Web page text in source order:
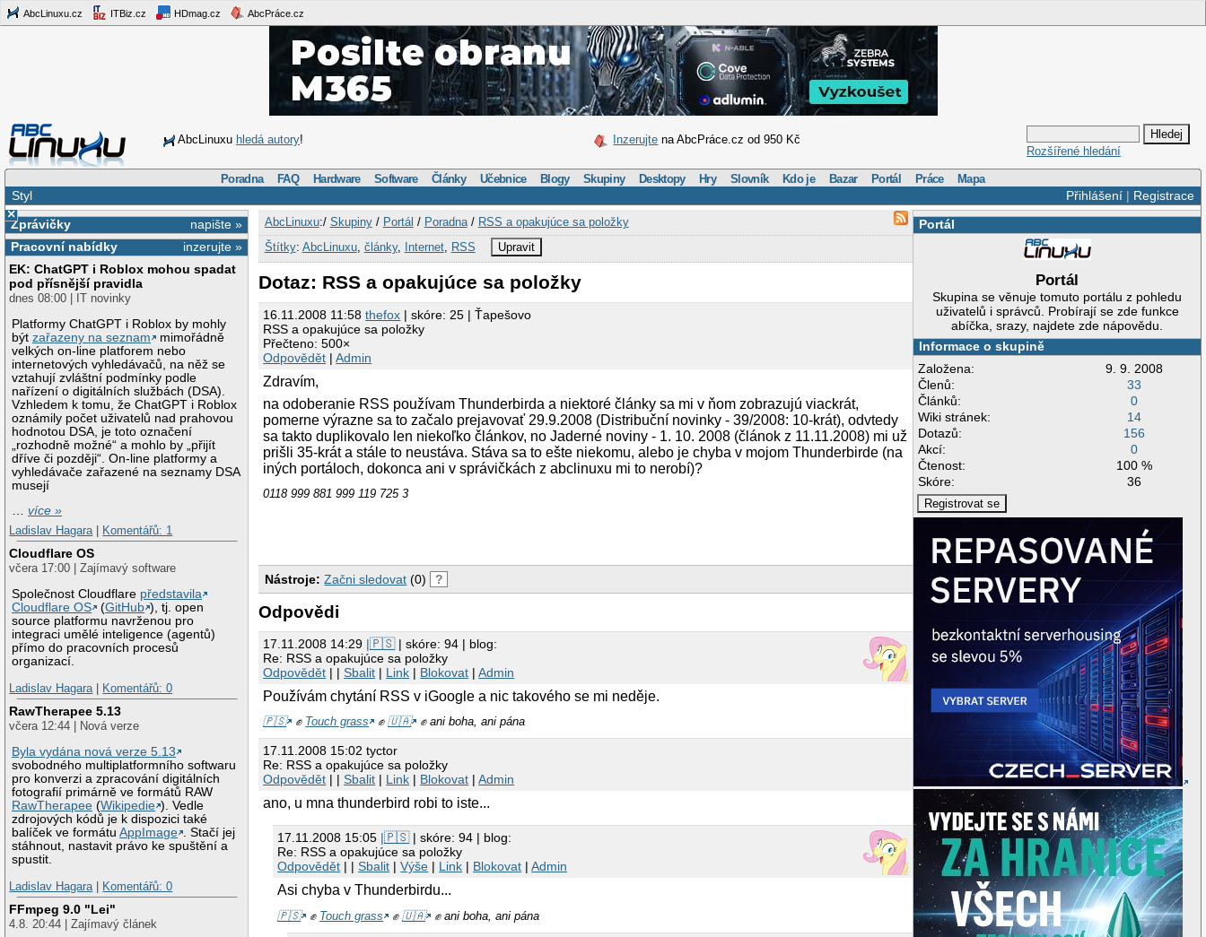
AbcLinuxu.cz ITBiz.cz HDmag.cz AbcPráce.cz
AbcLinuxu hledá autory! Inzerujte na AbcPráce.cz od 950 Kč
Rozšířené hledání
Poradna FAQ Hardware Software Články Učebnice Blogy Skupiny Desktopy Hry Slovník Kdo je Bazar Portál Práce Mapa
Přihlášení| Registrace
Styl
×
napište »
Zprávičky
inzerujte »
Pracovní nabídky
EK: ChatGPT i Roblox mohou spadat
pod přísnější pravidla
dnes 08:00 | IT novinky
Platformy ChatGPT i Roblox by mohly
býtzařazeny na seznam
mimořádně
velkých on-line platforem nebo
internetových vyhledávačů, na něž se
vztahují zvláštní podmínky podle
nařízení o digitálních službách (DSA).
Vzhledem k tomu, že ChatGPT i Roblox
oznámily počet uživatelů nad prahovou
hodnotou DSA, je toto označení
„rozhodně možné“ a mohlo by „přijít
dříve či později“. On-line platformy a
vyhledávače zařazené na seznamy DSA
musejí
…více »
Ladislav Hagara
Komentářů: 1
Cloudflare OS
včera 17:00 | Zajímavý software
Společnost Cloudflare představila
Cloudflare OS
(GitHub ), tj. open
source platformu navrženou pro
integraci umělé inteligence (agentů)
přímo do pracovních procesů
organizací.
Ladislav Hagara
Komentářů: 0
RawTherapee 5.13
včera 12:44 | Nová verze
Byla vydána nová verze 5.13
svobodného multiplatformního softwaru
pro konverzi a zpracování digitálních
fotografií primárně ve formátů RAW
RawTherapee (Wikipedie ). Vedle
zdrojových kódů je k dispozici také
balíček ve formátuAppImage . Stačí jej
stáhnout, nastavit právo ke spuštění a
spustit.
Ladislav Hagara
Komentářů: 0
FFmpeg 9.0 "Lei"
4.8. 20:44 | Zajímavý článek
Portál
Portál
Skupina se věnuje tomuto portálu z pohledu
uživatelů i správců. Probírají se zde funkce
abíčka, srazy, najdete zde nápovědu.
Informace o skupině
Založena:
9. 9. 2008
Členů:
33
Článků:
0
Wiki stránek:
14
Dotazů:
156
Akcí:
0
Čtenost:
100 %
Skóre:
36
AbcLinuxu:/ Skupiny/ Portál / Poradna/ RSS a opakujúce sa položky
Štítky: AbcLinuxu, články, Internet, RSS Upravit
Dotaz: RSS a opakujúce sa položky
16.11.2008 11:58thefox | skóre: 25 | Ťapešovo
RSS a opakujúce sa položky
Přečteno: 500×
Odpovědět |Admin
Zdravím,
na odoberanie RSS používam Thunderbirda a niektoré články sa mi v ňom zobrazujú viackrát,
pomerne výrazne sa to začalo prejavovať 29.9.2008 (Distribuční novinky - 39/2008: 10-krát), odvtedy
sa takto duplikovalo len niekoľko článkov, no Jaderné noviny - 1. 10. 2008 (článok z 11.11.2008) mi už
prišli 35-krát a stále to neustáva. Stáva sa to ešte niekomu, alebo je chyba v mojom Thunderbirde (na
iných portáloch, dokonca ani v správičkách z abclinuxu mi to nerobí)?
0118 999 881 999 119 725 3
Nástroje: Začni sledovat (0) ?
Odpovědi
17.11.2008 14:29 |🇵🇸| skóre: 94 | blog:
Re: RSS a opakujúce sa položky
Odpovědět | |Sbalit | Link | Blokovat |Admin
Používám chytání RSS v iGoogle a nic takového se mi neděje.
🇵🇸 ✊ Touch grass ✊🇺🇦 ✊ ani boha, ani pána
17.11.2008 15:02 tyctor
Re: RSS a opakujúce sa položky
Odpovědět | |Sbalit | Link | Blokovat |Admin
ano, u mna thunderbird robi to iste...
17.11.2008 15:05 |🇵🇸| skóre: 94 | blog:
Re: RSS a opakujúce sa položky
Odpovědět | |Sbalit |Výše | Link | Blokovat |Admin
Asi chyba v Thunderbirdu...
🇵🇸 ✊ Touch grass ✊🇺🇦 ✊ ani boha, ani pána